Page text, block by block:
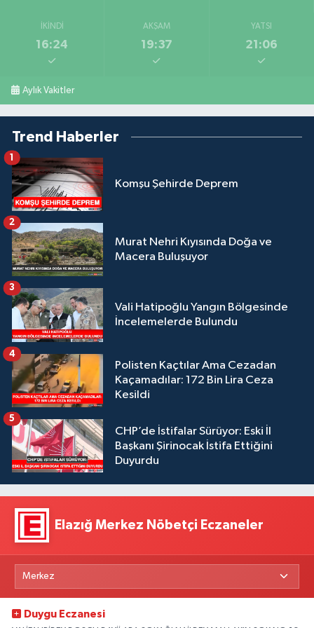
İKINDI
16:24
AKŞAM
19:37
YATSI
21:06
Aylık Vakitler
Trend Haberler
Komşu Şehirde Deprem
1
Murat Nehri Kıyısında Doğa ve
Macera Buluşuyor
2
Vali Hatipoğlu Yangın Bölgesinde
İncelemelerde Bulundu
3
Polisten Kaçtılar Ama Cezadan
Kaçamadılar: 172 Bin Lira Ceza
Kesildi
4
CHP’de İstifalar Sürüyor: Eski İl
Başkanı Şirinocak İstifa Ettiğini
Duyurdu
5
Elazığ Merkez Nöbetçi Eczaneler
Duygu Eczanesi